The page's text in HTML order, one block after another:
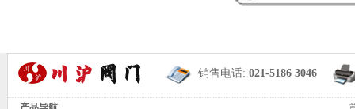
销售电话: 021-5186 3046